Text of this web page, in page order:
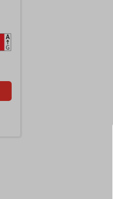
A
G